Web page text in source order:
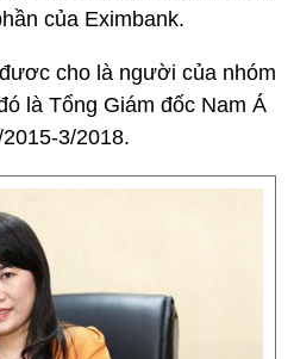
của Eximbank.
cho là người của nhóm
là Tổng Giám đốc Nam Á
3/2018.